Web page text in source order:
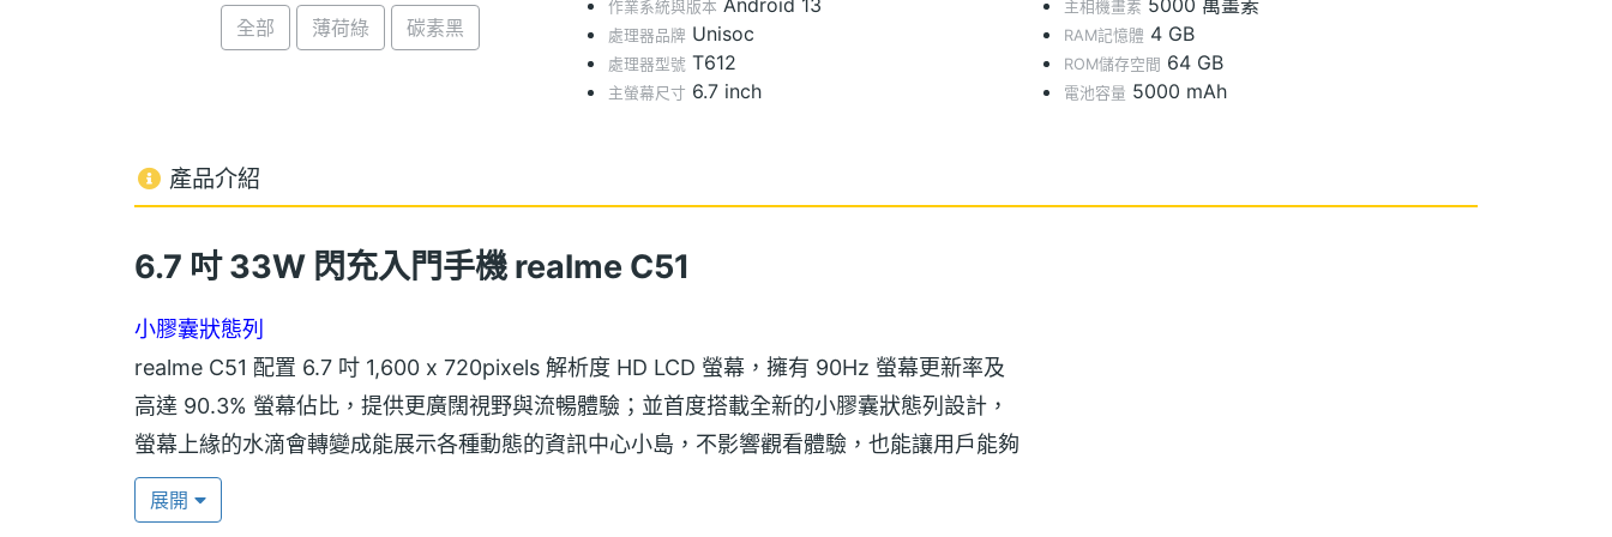
全部 薄荷綠 碳素黑
作業系統與版本 Android 13
處理器品牌 Unisoc
處理器型號 T612
主螢幕尺寸 6.7 inch
主相機畫素 5000 萬畫素
RAM記憶體 4 GB
ROM儲存空間 64 GB
電池容量 5000 mAh
產品介紹
6.7 吋 33W 閃充入門手機 realme C51
小膠囊狀態列
realme C51 配置 6.7 吋 1,600 x 720pixels 解析度 HD LCD 螢幕，擁有 90Hz 螢幕更新率及
高達 90.3% 螢幕佔比，提供更廣闊視野與流暢體驗；並首度搭載全新的小膠囊狀態列設計，
螢幕上緣的水滴會轉變成能展示各種動態的資訊中心小島，不影響觀看體驗，也能讓用戶能夠
獲得最新的重要資訊。
展開